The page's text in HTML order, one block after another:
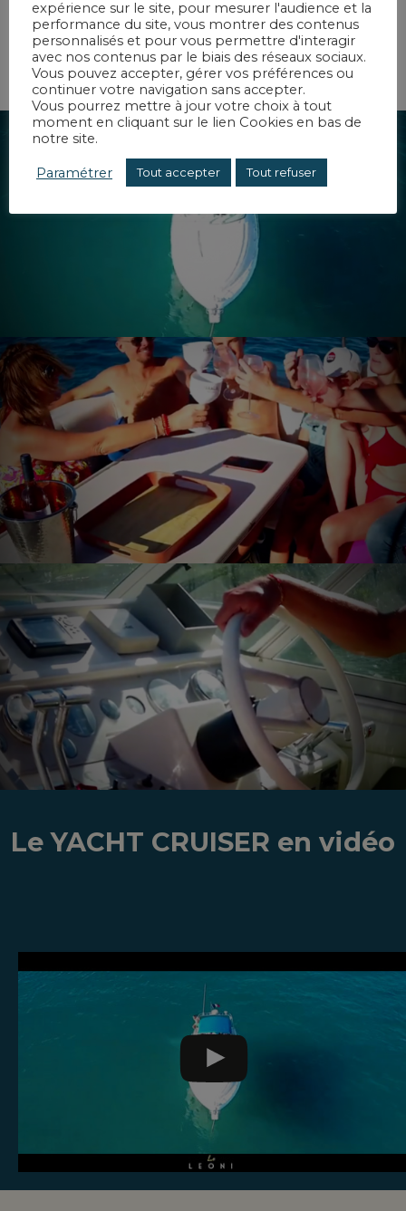
Le YACHT CRUISER en vidéo
expérience sur le site, pour mesurer l'audience et la
performance du site, vous montrer des contenus
personnalisés et pour vous permettre d'interagir
avec nos contenus par le biais des réseaux sociaux.
Vous pouvez accepter, gérer vos préférences ou
continuer votre navigation sans accepter.
Vous pourrez mettre à jour votre choix à tout
moment en cliquant sur le lien Cookies en bas de
notre site.
Paramétrer Tout accepter Tout refuser